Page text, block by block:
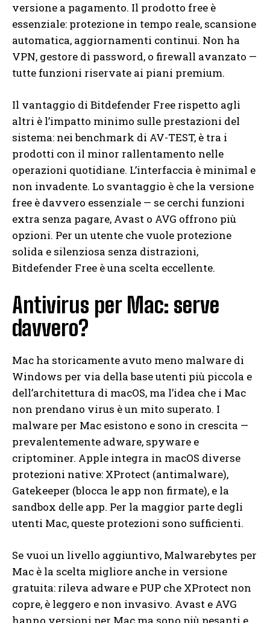
versione a pagamento. Il prodotto free è
essenziale: protezione in tempo reale, scansione
automatica, aggiornamenti continui. Non ha
VPN, gestore di password, o firewall avanzato —
tutte funzioni riservate ai piani premium.
Il vantaggio di Bitdefender Free rispetto agli
altri è l’impatto minimo sulle prestazioni del
sistema: nei benchmark di AV-TEST, è tra i
prodotti con il minor rallentamento nelle
operazioni quotidiane. L’interfaccia è minimal e
non invadente. Lo svantaggio è che la versione
free è davvero essenziale — se cerchi funzioni
extra senza pagare, Avast o AVG offrono più
opzioni. Per un utente che vuole protezione
solida e silenziosa senza distrazioni,
Bitdefender Free è una scelta eccellente.
Antivirus per Mac: serve
davvero?
Mac ha storicamente avuto meno malware di
Windows per via della base utenti più piccola e
dell’architettura di macOS, ma l’idea che i Mac
non prendano virus è un mito superato. I
malware per Mac esistono e sono in crescita —
prevalentemente adware, spyware e
criptominer. Apple integra in macOS diverse
protezioni native: XProtect (antimalware),
Gatekeeper (blocca le app non firmate), e la
sandbox delle app. Per la maggior parte degli
utenti Mac, queste protezioni sono sufficienti.
Se vuoi un livello aggiuntivo, Malwarebytes per
Mac è la scelta migliore anche in versione
gratuita: rileva adware e PUP che XProtect non
copre, è leggero e non invasivo. Avast e AVG